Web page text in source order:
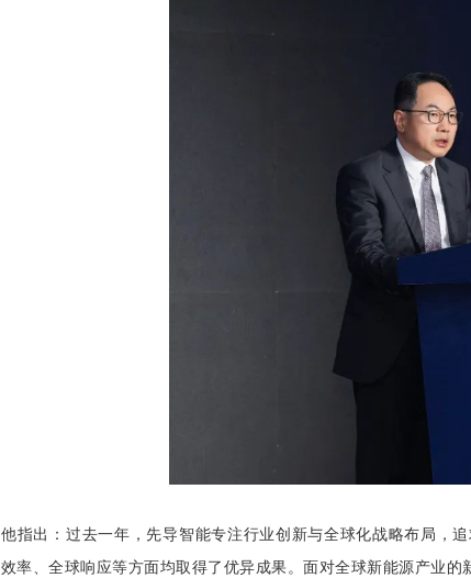
他指出：过去一年，先导智能专注行业创新与全球化战略布局，
效率、全球响应等方面均取得了优异成果。面对全球新能源产业